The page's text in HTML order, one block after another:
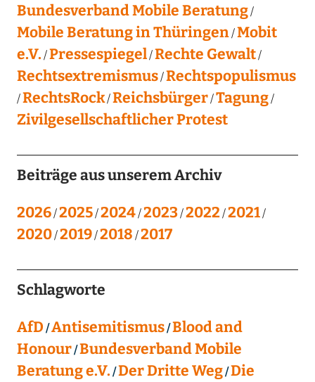
Bundesverband Mobile Beratung
Mobile Beratung in Thüringen Mobit
e.V. Pressespiegel Rechte Gewalt
Rechtsextremismus Rechtspopulismus
RechtsRock Reichsbürger Tagung
Zivilgesellschaftlicher Protest
Beiträge aus unserem Archiv
2026 2025 2024 2023 2022 2021
2020 2019 2018 2017
Schlagworte
AfD Antisemitismus Blood and
Honour Bundesverband Mobile
Beratung e.V. Der Dritte Weg Die